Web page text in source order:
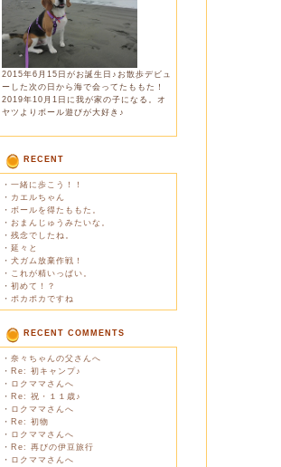
2015年6月15日がお誕生日♪お散歩デビュ
ーした次の日から海で会ってたももた！
2019年10月1日に我が家の子になる。オ
ヤツよりボール遊びが大好き♪
RECENT
・ 一緒に歩こう！！
・ カエルちゃん
・ ボールを得たももた。
・ おまんじゅうみたいな。
・ 残念でしたね。
・ 延々と
・ 犬ガム放棄作戦！
・ これが精いっぱい。
・ 初めて！？
・ ポカポカですね
RECENT COMMENTS
・ 奈々ちゃんの父さんへ
・ Re: 初キャンプ♪
・ ロクママさんへ
・ Re: 祝・１１歳♪
・ ロクママさんへ
・ Re: 初物
・ ロクママさんへ
・ Re: 再びの伊豆旅行
・ ロクママさんへ